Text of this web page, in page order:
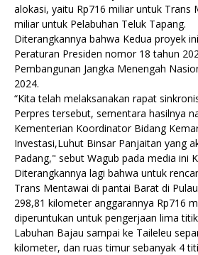
alokasi, yaitu Rp716 miliar untuk Trans
miliar untuk Pelabuhan Teluk Tapang.
Diterangkannya bahwa Kedua proyek
Peraturan Presiden nomor 18 tahun
Pembangunan Jangka Menengah
2024.
“Kita telah melaksanakan rapat
Perpres tersebut, sementara hasilnya
Kementerian Koordinator Bidang
Investasi,Luhut Binsar Panjaitan yang
Padang," sebut Wagub pada media ini
Diterangkannya lagi bahwa untuk
Trans Mentawai di pantai Barat di
298,81 kilometer anggarannya Rp716
diperuntukan untuk pengerjaan lima
Labuhan Bajau sampai ke Taileleu
kilometer, dan ruas timur sebanyak 4